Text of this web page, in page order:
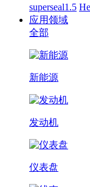
superseal1.5
应用领域
全部
新能源
发动机
仪表盘